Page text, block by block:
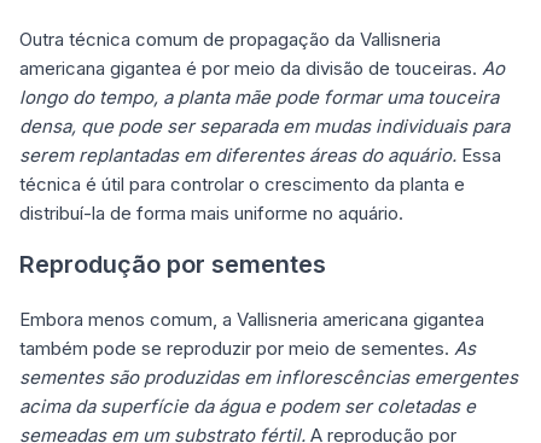
Outra técnica comum de propagação da Vallisneria
americana gigantea é por meio da divisão de touceiras. Ao
longo do tempo, a planta mãe pode formar uma touceira
densa, que pode ser separada em mudas individuais para
serem replantadas em diferentes áreas do aquário. Essa
técnica é útil para controlar o crescimento da planta e
distribuí-la de forma mais uniforme no aquário.
Reprodução por sementes
Embora menos comum, a Vallisneria americana gigantea
também pode se reproduzir por meio de sementes. As
sementes são produzidas em inflorescências emergentes
acima da superfície da água e podem ser coletadas e
semeadas em um substrato fértil. A reprodução por